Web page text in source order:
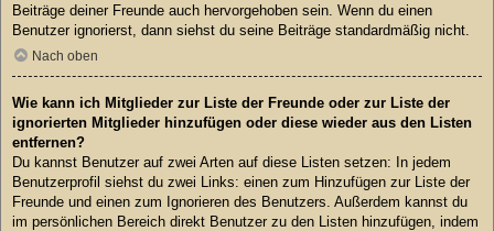
Beiträge deiner Freunde auch hervorgehoben sein. Wenn du einen
Benutzer ignorierst, dann siehst du seine Beiträge standardmäßig nicht.
Nach oben
Wie kann ich Mitglieder zur Liste der Freunde oder zur Liste der
ignorierten Mitglieder hinzufügen oder diese wieder aus den Listen
entfernen?
Du kannst Benutzer auf zwei Arten auf diese Listen setzen: In jedem
Benutzerprofil siehst du zwei Links: einen zum Hinzufügen zur Liste der
Freunde und einen zum Ignorieren des Benutzers. Außerdem kannst du
im persönlichen Bereich direkt Benutzer zu den Listen hinzufügen, indem